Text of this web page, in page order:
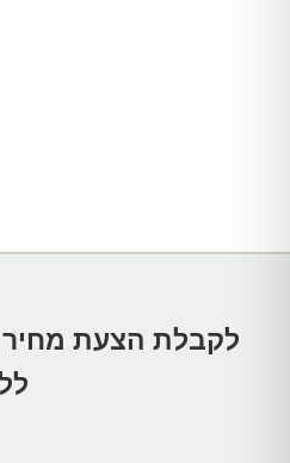
לקבלת הצעת מחיר